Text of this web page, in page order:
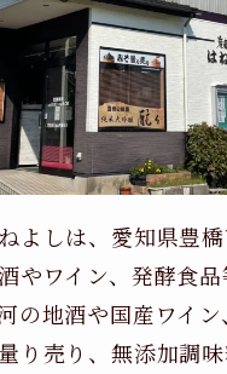
よしは、愛知県豊
やワイン、発酵食
の地酒や国産ワイ
り売り、無添加調